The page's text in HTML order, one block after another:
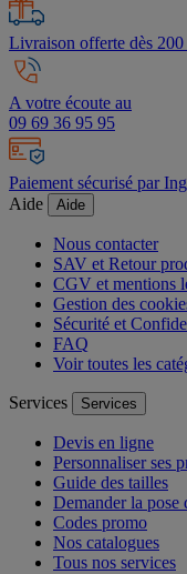
Livraison offerte dès
A votre écoute au
09 69 36 95 95
Paiement sécurisé par
Aide
Aide
Nous contacter
SAV et Retour
CGV et mentions
Gestion des
Sécurité et
FAQ
Voir toutes les
Services Services
Devis en ligne
Personnaliser ses
Guide des tailles
Demander la pose
Codes promo
Nos catalogues
Tous nos services